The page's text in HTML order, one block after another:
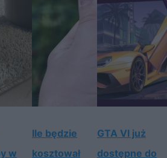
w
Ile będzie
kosztował
GTA VI już
dostępne do